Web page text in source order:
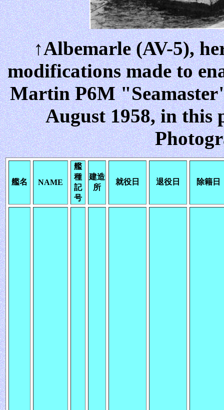
↑Albemarle (AV-5),
modifications made to
Martin P6M
August 1958, in this
艦名 NAME
艦
種
記
号
建造
所
就役日 退役日 除籍日